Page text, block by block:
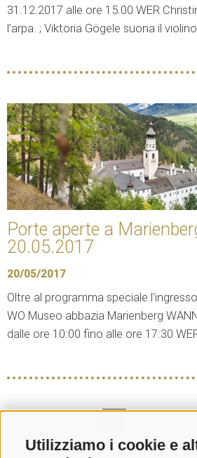
Utilizziamo i cookie e
31.12.2017 alle ore 15.00 WER
l’arpa. ; Viktoria Gögele suona il
Porte aperte a
20.05.2017
20/05/2017
Oltre al programma speciale
WO Museo abbazia Marienberg
dalle ore 10:00 fino alle ore 17:30
22 elementi su 3 pagine, visualizzati 19-22